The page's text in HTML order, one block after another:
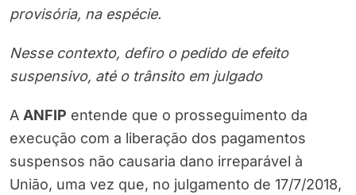
provisória, na espécie.
Nesse contexto, defiro o pedido de efeito
suspensivo, até o trânsito em julgado
A ANFIP entende que o prosseguimento da
execução com a liberação dos pagamentos
suspensos não causaria dano irreparável à
União, uma vez que, no julgamento de 17/7/2018,